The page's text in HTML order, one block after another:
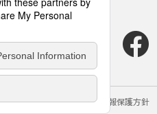
クッキーポリシー 個人情報保護方針